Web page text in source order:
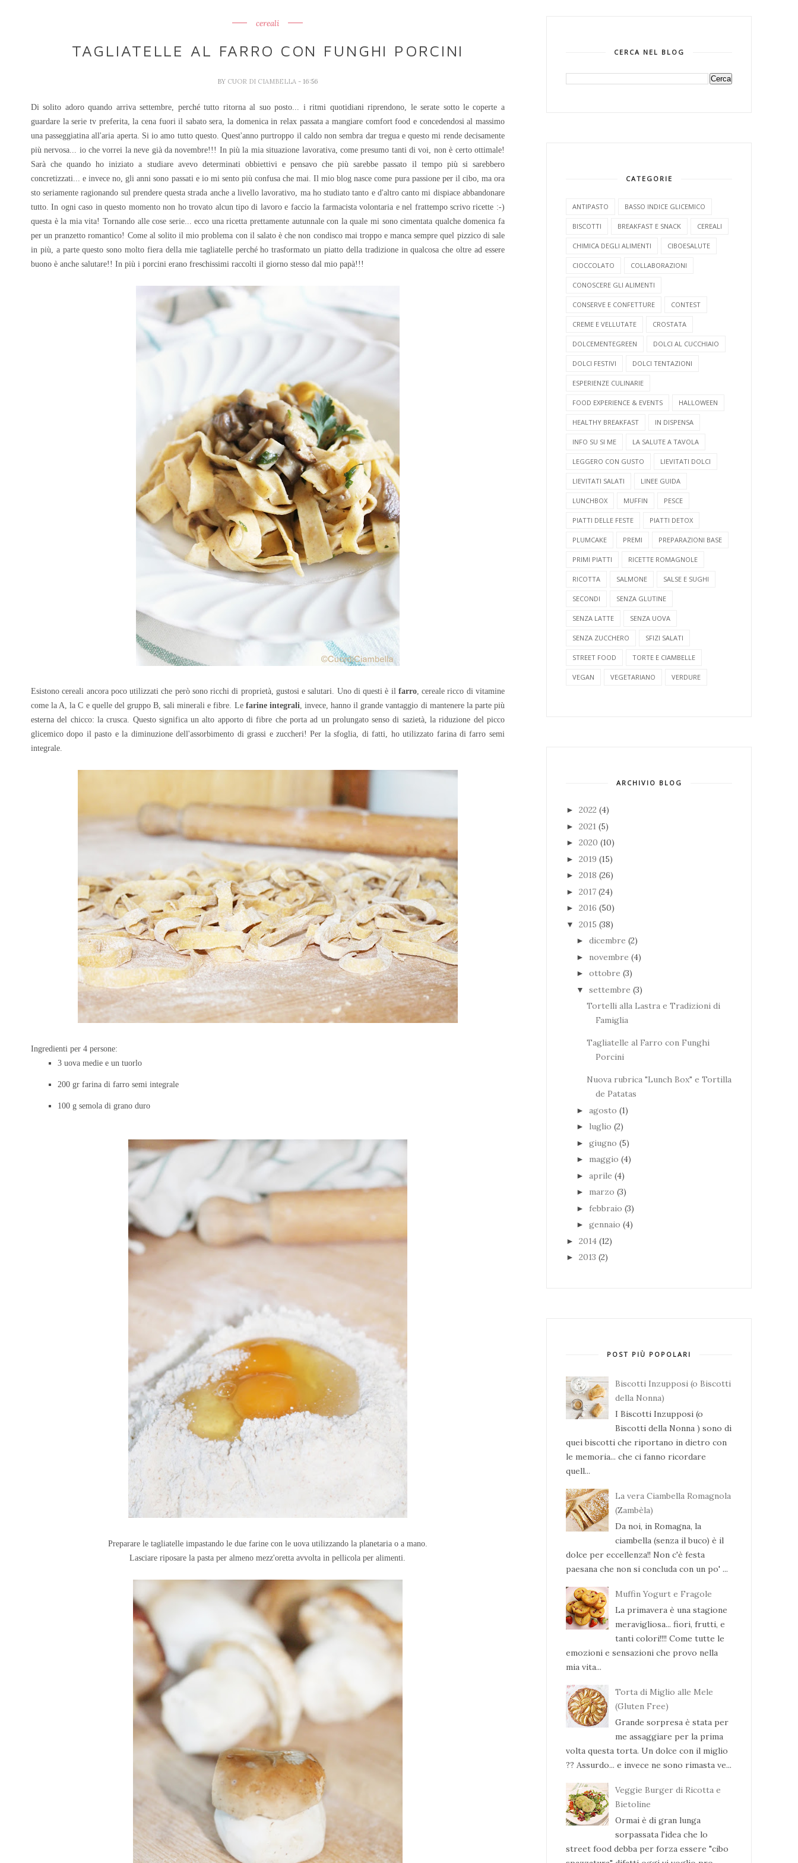
cereali
TAGLIATELLE AL FARRO CON FUNGHI PORCINI
BY CUOR DI CIAMBELLA - 16:56
Di solito adoro quando arriva settembre, perché tutto ritorna al suo posto... i ritmi quotidiani riprendono, le serate sotto le coperte a
guardare la serie tv preferita, la cena fuori il sabato sera, la domenica in relax passata a mangiare comfort food e concedendosi al massimo
una passeggiatina all'aria aperta. Si io amo tutto questo. Quest'anno purtroppo il caldo non sembra dar tregua e questo mi rende decisamente
più nervosa... io che vorrei la neve già da novembre!!! In più la mia situazione lavorativa, come presumo tanti di voi, non è certo ottimale!
Sarà che quando ho iniziato a studiare avevo determinati obbiettivi e pensavo che più sarebbe passato il tempo più si sarebbero
concretizzati... e invece no, gli anni sono passati e io mi sento più confusa che mai. Il mio blog nasce come pura passione per il cibo, ma ora
sto seriamente ragionando sul prendere questa strada anche a livello lavorativo, ma ho studiato tanto e d'altro canto mi dispiace abbandonare
tutto. In ogni caso in questo momento non ho trovato alcun tipo di lavoro e faccio la farmacista volontaria e nel frattempo scrivo ricette :-)
questa è la mia vita! Tornando alle cose serie... ecco una ricetta prettamente autunnale con la quale mi sono cimentata qualche domenica fa
per un pranzetto romantico! Come al solito il mio problema con il salato è che non condisco mai troppo e manca sempre quel pizzico di sale
in più, a parte questo sono molto fiera della mie tagliatelle perché ho trasformato un piatto della tradizione in qualcosa che oltre ad essere
buono è anche salutare!! In più i porcini erano freschissimi raccolti il giorno stesso dal mio papà!!!
Esistono cereali ancora poco utilizzati che però sono ricchi di proprietà, gustosi e salutari. Uno di questi è il farro, cereale ricco di vitamine
come la A, la C e quelle del gruppo B, sali minerali e fibre. Le farine integrali, invece, hanno il grande vantaggio di mantenere la parte più
esterna del chicco: la crusca. Questo significa un alto apporto di fibre che porta ad un prolungato senso di sazietà, la riduzione del picco
glicemico dopo il pasto e la diminuzione dell'assorbimento di grassi e zuccheri! Per la sfoglia, di fatti, houtilizzato farina di farro semi
integrale.
Ingredienti per 4 persone:
3 uova medie e un tuorlo
200 gr farina di farro semi integrale
100 g semola di grano duro
Preparare le tagliatelle impastando le due farine con le uova utilizzando la planetaria o a mano.
Lasciare riposare la pasta per almeno mezz'oretta avvolta in pellicola per alimenti.
CERCA NEL BLOG
CATEGORIE
ANTIPASTO BASSO INDICE GLICEMICO
BISCOTTI BREAKFAST E SNACK CEREALI
CHIMICA DEGLI ALIMENTI CIBOESALUTE
CIOCCOLATO COLLABORAZIONI
CONOSCERE GLI ALIMENTI
CONSERVE E CONFETTURE CONTEST
CREME E VELLUTATE CROSTATA
DOLCEMENTEGREEN DOLCI AL CUCCHIAIO
DOLCI FESTIVI DOLCI TENTAZIONI
ESPERIENZE CULINARIE
FOOD EXPERIENCE & EVENTS HALLOWEEN
HEALTHY BREAKFAST IN DISPENSA
INFO SU SI ME LA SALUTE A TAVOLA
LEGGERO CON GUSTO LIEVITATI DOLCI
LIEVITATI SALATI LINEE GUIDA
LUNCHBOX MUFFIN PESCE
PIATTI DELLE FESTE PIATTI DETOX
PLUMCAKE PREMI PREPARAZIONI BASE
PRIMI PIATTI RICETTE ROMAGNOLE
RICOTTA SALMONE SALSE E SUGHI
SECONDI SENZA GLUTINE
SENZA LATTE SENZA UOVA
SENZA ZUCCHERO SFIZI SALATI
STREET FOOD TORTE E CIAMBELLE
VEGAN VEGETARIANO VERDURE
ARCHIVIO BLOG
► 2022 (4)
► 2021 (5)
► 2020 (10)
► 2019 (15)
► 2018 (26)
► 2017 (24)
► 2016 (50)
▼ 2015 (38)
► dicembre (2)
► novembre (4)
► ottobre (3)
▼ settembre (3)
Tortelli alla Lastra e Tradizioni di
Famiglia
Tagliatelle al Farro con Funghi
Porcini
Nuova rubrica "Lunch Box" e Tortilla
de Patatas
► agosto (1)
► luglio (2)
► giugno (5)
► maggio (4)
► aprile (4)
► marzo (3)
► febbraio (3)
► gennaio (4)
► 2014 (12)
► 2013 (2)
POST PIÙ POPOLARI
Biscotti Inzupposi (o Biscotti
della Nonna)
I Biscotti Inzupposi (o
Biscotti della Nonna ) sono di
quei biscotti che riportano in dietro con
le memoria... che ci fanno ricordare
quell...
La vera Ciambella Romagnola
(Zambèla)
Da noi, in Romagna, la
ciambella (senza il buco) è il
dolce per eccellenza!! Non c'è festa
paesana che non si concluda con un po' ...
Muffin Yogurt e Fragole
La primavera è una stagione
meravigliosa... fiori, frutti, e
tanti colori!!!! Come tutte le
emozioni e sensazioni che provo nella
mia vita...
Torta di Miglio alle Mele
(Gluten Free)
Grande sorpresa è stata per
me assaggiare per la prima
volta questa torta. Un dolce con il miglio
?? Assurdo... e invece ne sono rimasta ve...
Veggie Burger di Ricotta e
Bietoline
Ormai è di gran lunga
sorpassata l'idea che lo
street food debba per forza essere "cibo